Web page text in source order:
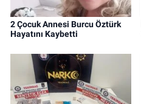
2 Çocuk Annesi Burcu Öztürk
Hayatını Kaybetti